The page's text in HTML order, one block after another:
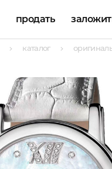
продать
каталог